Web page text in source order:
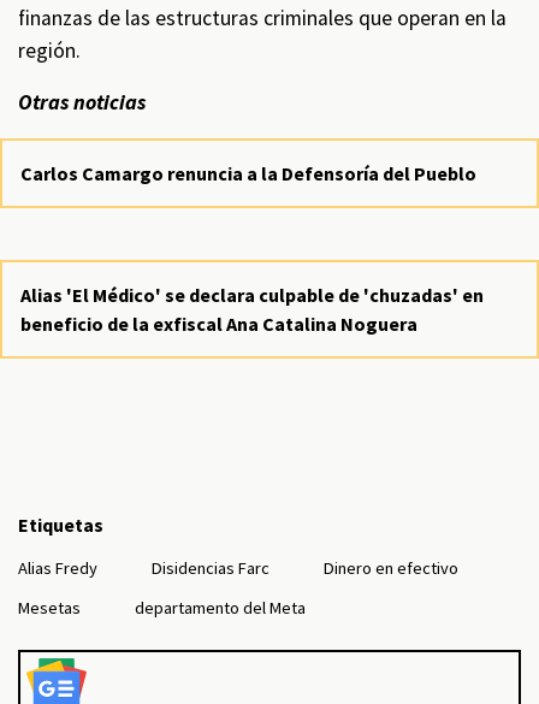
finanzas de las estructuras criminales que operan en la
región.
Otras noticias
Carlos Camargo renuncia a la Defensoría del Pueblo
Alias 'El Médico' se declara culpable de 'chuzadas' en
beneficio de la exfiscal Ana Catalina Noguera
Etiquetas
Alias Fredy Disidencias Farc
Dinero en efectivo
Mesetas
departamento del Meta